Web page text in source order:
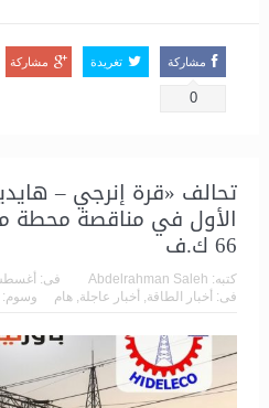
مشاركة
0
تغريدة مشاركة
تحالف «قرة إنرجي –
الأول في مناقصة محطة
66 ك.ف
كتبه: Abdelrahman Saleh فى: أغسطس 06,
فى: أخبار الطاقة, أخبار عاجلة, هام وسوم: